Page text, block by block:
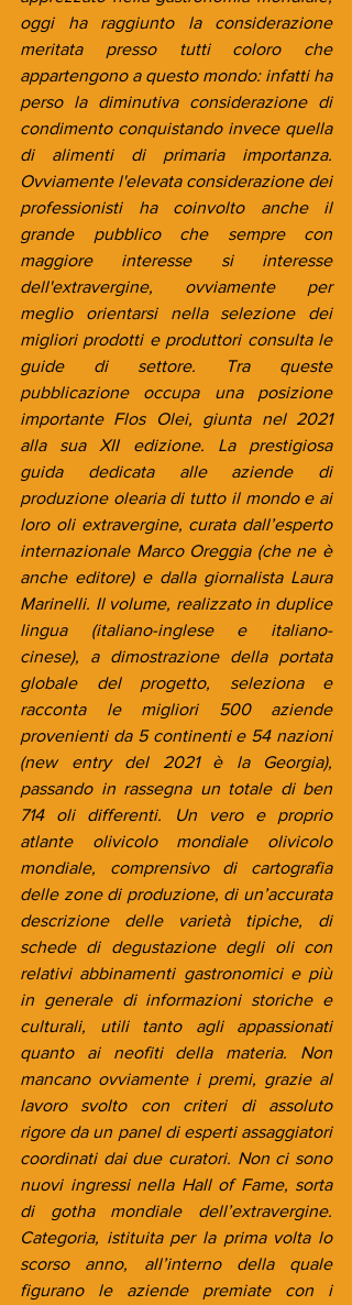
oggi ha raggiunto la considerazione
meritata presso tutti coloro che
appartengono a questo mondo: infatti ha
perso la diminutiva considerazione di
condimento conquistando invece quella
di alimenti di primaria importanza.
Ovviamente l'elevata considerazione dei
professionisti ha coinvolto anche il
grande pubblico che sempre con
maggiore interesse si interesse
dell'extravergine, ovviamente per
meglio orientarsi nella selezione dei
migliori prodotti e produttori consulta le
guide di settore. Tra queste
pubblicazione occupa una posizione
importante Flos Olei, giunta nel 2021
alla sua XII edizione. La prestigiosa
guida dedicata alle aziende di
produzione olearia di tutto il mondo e ai
loro oli extravergine, curata dall’esperto
internazionale Marco Oreggia (che ne è
anche editore) e dalla giornalista Laura
Marinelli. Il volume, realizzato in duplice
lingua (italiano-inglese e italiano-
cinese), a dimostrazione della portata
globale del progetto, seleziona e
racconta le migliori 500 aziende
provenienti da 5 continenti e 54 nazioni
(new entry del 2021 è la Georgia),
passando in rassegna un totale di ben
714 oli differenti. Un vero e proprio
atlante olivicolo mondiale olivicolo
mondiale, comprensivo di cartografia
delle zone di produzione, di un’accurata
descrizione delle varietà tipiche, di
schede di degustazione degli oli con
relativi abbinamenti gastronomici e più
in generale di informazioni storiche e
culturali, utili tanto agli appassionati
quanto ai neofiti della materia. Non
mancano ovviamente i premi, grazie al
lavoro svolto con criteri di assoluto
rigore da un panel di esperti assaggiatori
coordinati dai due curatori. Non ci sono
nuovi ingressi nella Hall of Fame, sorta
di gotha mondiale dell’extravergine.
Categoria, istituita per la prima volta lo
scorso anno, all’interno della quale
figurano le aziende premiate con i